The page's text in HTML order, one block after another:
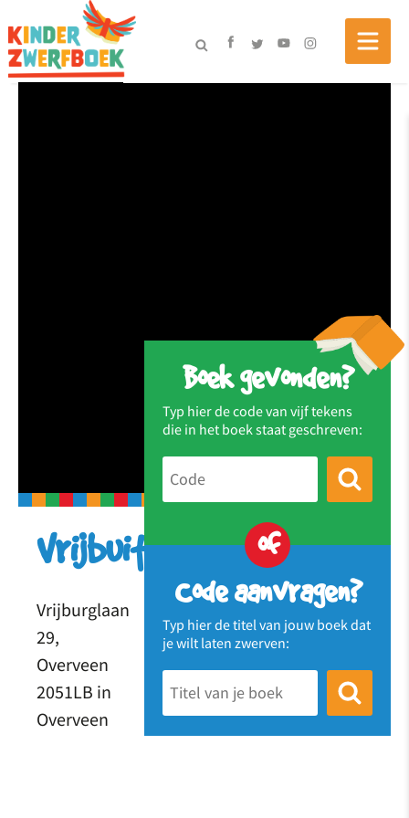
Boek gevonden?
Typ hier de code van vijf tekens
die in het boek staat geschreven:
of
Code aanvragen?
Typ hier de titel van jouw boek dat
je wilt laten zwerven:
Vrijbuiters
Vrijburglaan
29,
Overveen
2051LB in
Overveen